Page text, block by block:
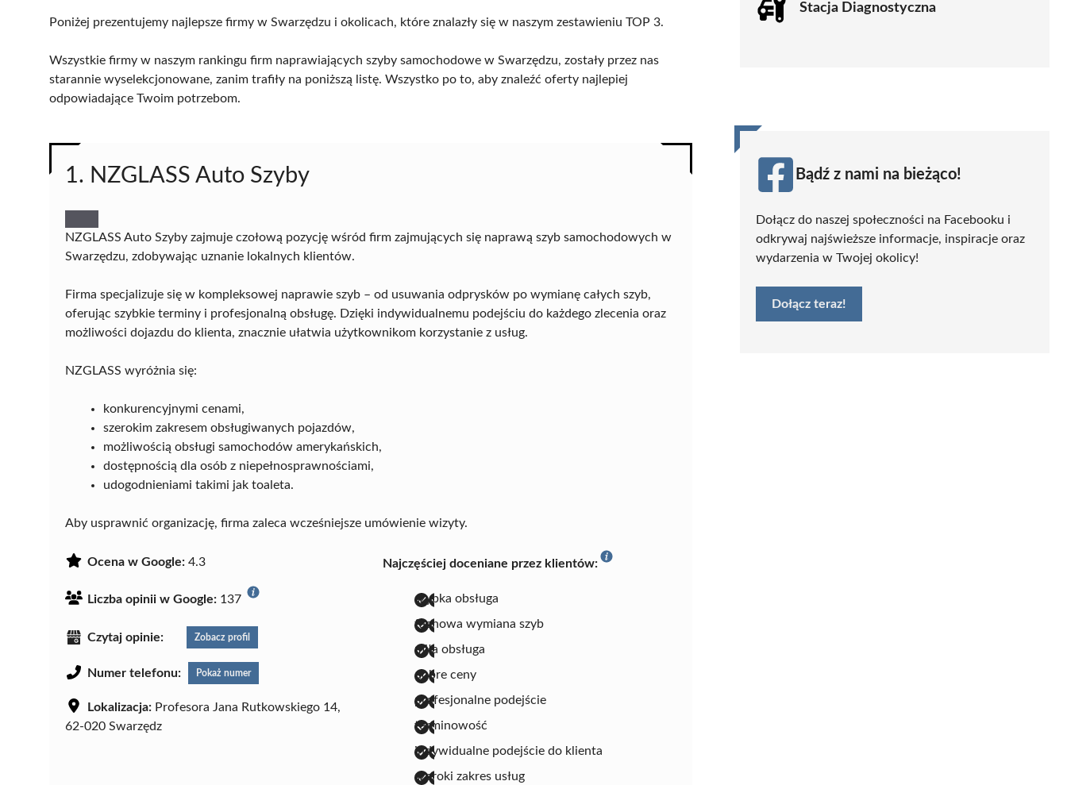
Poniżej prezentujemy najlepsze firmy w Swarzędzu i okolicach, które znalazły się w naszym zestawieniu TOP 3.
Wszystkie firmy w naszym rankingu firm naprawiających szyby samochodowe w Swarzędzu, zostały przez nas
starannie wyselekcjonowane, zanim trafiły na poniższą listę. Wszystko po to, aby znaleźć oferty najlepiej
odpowiadające Twoim potrzebom.
1. NZGLASS Auto Szyby
NZGLASS Auto Szyby zajmuje czołową pozycję wśród firm zajmujących się naprawą szyb samochodowych w
Swarzędzu, zdobywając uznanie lokalnych klientów.
Firma specjalizuje się w kompleksowej naprawie szyb – od usuwania odprysków po wymianę całych szyb,
oferując szybkie terminy i profesjonalną obsługę. Dzięki indywidualnemu podejściu do każdego zlecenia oraz
możliwości dojazdu do klienta, znacznie ułatwia użytkownikom korzystanie z usług.
NZGLASS wyróżnia się:
konkurencyjnymi cenami,
szerokim zakresem obsługiwanych pojazdów,
możliwością obsługi samochodów amerykańskich,
dostępnością dla osób z niepełnosprawnościami,
udogodnieniami takimi jak toaleta.
Aby usprawnić organizację, firma zaleca wcześniejsze umówienie wizyty.
Ocena w Google: 4.3
Liczba opinii w Google: 137
Czytaj opinie: Zobacz profil
Numer telefonu: Pokaż numer
Lokalizacja: Profesora Jana Rutkowskiego 14,
62-020 Swarzędz
Najczęściej doceniane przez klientów:
szybka obsługa
fachowa wymiana szyb
miła obsługa
dobre ceny
profesjonalne podejście
terminowość
indywidualne podejście do klienta
szeroki zakres usług
Stacja Diagnostyczna
Bądź z nami na bieżąco!
Dołącz do naszej społeczności na Facebooku i
odkrywaj najświeższe informacje, inspiracje oraz
wydarzenia w Twojej okolicy!
Dołącz teraz!